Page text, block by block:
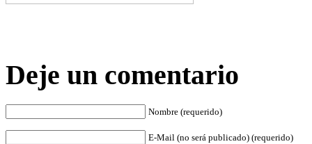
Deje un comentario
Nombre (requerido)
E-Mail (no será publicado) (requerido)